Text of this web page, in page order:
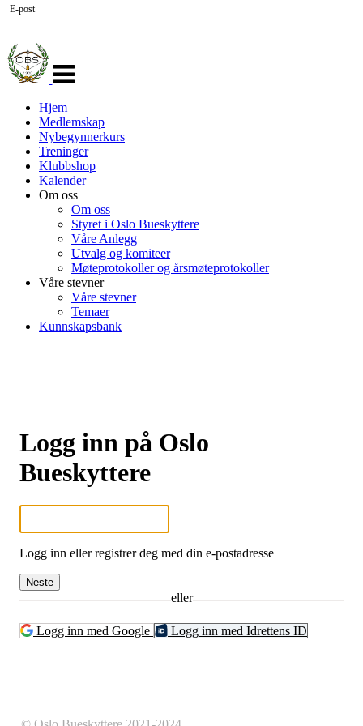
navigasjon
Hjem
Medlemskap
Nybegynnerkurs
Treninger
Klubbshop
Kalender
Om oss
Om oss
Styret i Oslo Bueskyttere
Våre Anlegg
Utvalg og komiteer
Møteprotokoller og årsmøteprotokoller
Våre stevner
Våre stevner
Temaer
Kunnskapsbank
Logg inn på Oslo
Bueskyttere
E-post
Logg inn eller registrer deg med din e-postadresse
Neste
eller
Logg inn med Google Logg inn med Idrettens ID